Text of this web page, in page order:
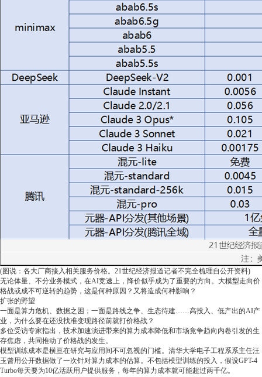
(图说：各大厂商接入相关服务价格。21世纪经济报道记者不完全梳理自公开资料)
无论体量、不分业务模式，在AI竞速上，降价似乎成为了重要的方向。大模型走向价
格战或成不可逆转的趋势，这是何种原因？又将造成何种影响？
扩张的野望
一面是算力危机、数据之困；一面是路线之争、生态待建……高投入、低产出的AI产
业，为什么要在还没找准变现路径前就打价格战？
多位受访专家指出，技术加速演进带来的算力成本降低和市场竞争趋向内卷引发的生
存焦虑，共同推动了价格战的发生。
模型训练成本是横亘在研究与应用间不可忽视的门槛。清华大学电子工程系系主任汪
玉曾用公开数据做了一次针对算力成本的估算。不包括模型训练的投入，假设GPT-4
Turbo每天要为10亿活跃用户提供服务，每年的算力成本就可能超过两千亿。